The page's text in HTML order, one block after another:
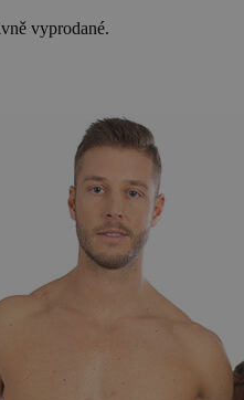
vyprodané.